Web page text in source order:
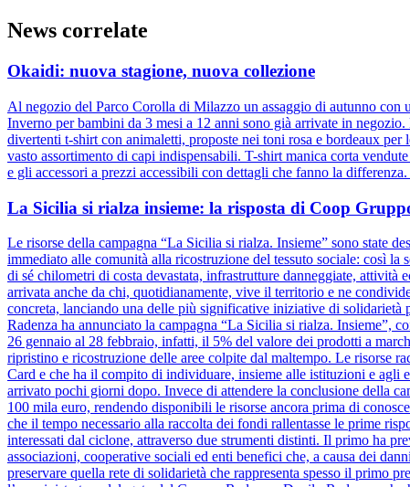
News correlate
Okaidi: nuova stagione, nuova collezione
Al negozio del Parco Corolla di Milazzo un assaggio di autunno
Inverno per bambini da 3 mesi a 12 anni sono già arrivate in
divertenti t-shirt con animaletti, proposte nei toni rosa e bordeaux
vasto assortimento di capi indispensabili. T-shirt manica corta
e gli accessori a prezzi accessibili con dettagli che fanno la
La Sicilia si rialza insieme: la risposta di Coop
Le risorse della campagna “La Sicilia si rialza. Insieme” sono state
immediato alle comunità alla ricostruzione del tessuto sociale: così
di sé chilometri di costa devastata, infrastrutture danneggiate, attività
arrivata anche da chi, quotidianamente, vive il territorio e ne
concreta, lanciando una delle più significative iniziative di
Radenza ha annunciato la campagna “La Sicilia si rialza.
26 gennaio al 28 febbraio, infatti, il 5% del valore dei prodotti a
ripristino e ricostruzione delle aree colpite dal maltempo. Le risorse
Card e che ha il compito di individuare, insieme alle istituzioni e agli
arrivato pochi giorni dopo. Invece di attendere la conclusione della
100 mila euro, rendendo disponibili le risorse ancora prima di
che il tempo necessario alla raccolta dei fondi rallentasse le prime
interessati dal ciclone, attraverso due strumenti distinti. Il primo ha
associazioni, cooperative sociali ed enti benefici che, a causa dei
preservare quella rete di solidarietà che rappresenta spesso il primo